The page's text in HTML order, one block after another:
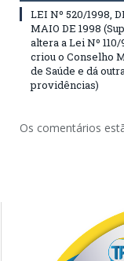
LEI Nº 520/1998,
MAIO DE 1998
altera a Lei Nº 110/
criou o Conselho
de Saúde e dá
providências)
Os comentários